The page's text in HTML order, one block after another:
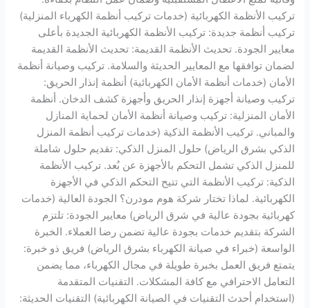
تركيب الأنظمة الكهربائية (خدمات تركيب أنظمة الكهرباء المنزلية)
تركيب أنظمة جديدة: تركيب الأنظمة الكهربائية الجديدة بأعلى
معايير الجودة. تحديث الأنظمة القديمة: تحديث الأنظمة القديمة
لضمان توافقها مع المعايير الحديثة والسلامة. تركيب وصيانة أنظمة
الأمان (خدمات أنظمة الأمان الكهربائية) أنظمة إنذار الحريق:
تركيب وصيانة أجهزة إنذار الحريق وأجهزة كشف الدخان. أنظمة
الأمان المنزلية: تركيب وصيانة أنظمة الأمان لحماية المنازل
والمباني. تركيب الأنظمة الذكية (خدمات تركيب أنظمة المنزل
الذكي بشرق الرياض) حلول المنزل الذكي: تقديم حلول شاملة
للمنزل الذكي تشمل التحكم بالأجهزة عن بُعد. تركيب الأنظمة
الذكية: تركيب الأنظمة التي تتيح التحكم الذكي في الأجهزة
الكهربائية. لماذا تختار شركة هوم مودرن؟ الجودة العالية (خدمات
كهربائية بجودة عالية في شرق الرياض) معايير الجودة: تلتزم
الشركة بتقديم خدمات بجودة عالية تضمن رضا العملاء. الخبرة
الواسعة (خبراء في صيانة الكهرباء بشرق الرياض) فريق ذو خبرة:
يتمتع فريق العمل بخبرة طويلة في مجال الكهرباء، مما يضمن
التعامل الاحترافي مع كافة المشكلات. التقنيات المتقدمة
(استخدام أحدث التقنيات في الصيانة الكهربائية) التقنيات الحديثة: